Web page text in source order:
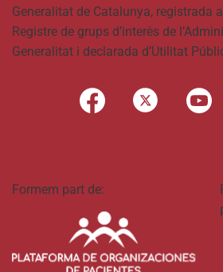
Generalitat de Catalunya, registrada
Registre de grups d’interès de
Generalitat i declarada d’Utilitat
Formem part de: